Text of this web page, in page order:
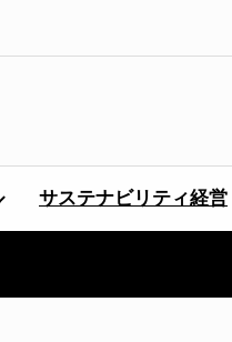
サステナビリティ経営